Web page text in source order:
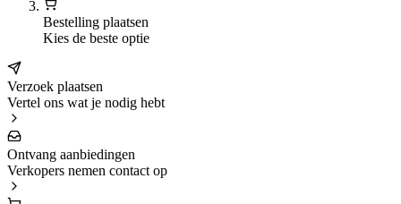
Bestelling plaatsen
Kies de beste optie
Verzoek plaatsen
Vertel ons wat je nodig hebt
Ontvang aanbiedingen
Verkopers nemen contact op